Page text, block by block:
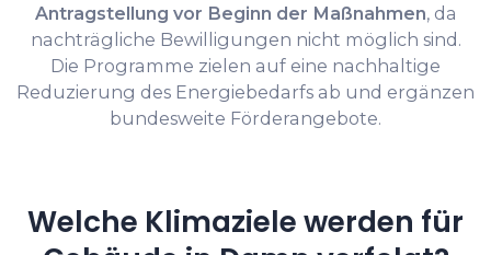
Antragstellung vor Beginn der Maßnahmen, da
nachträgliche Bewilligungen nicht möglich sind.
Die Programme zielen auf eine nachhaltige
Reduzierung des Energiebedarfs ab und ergänzen
bundesweite Förderangebote.
Welche Klimaziele werden für